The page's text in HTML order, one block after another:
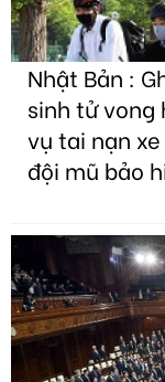
Nhật Bản :
sinh tử vong
vụ tai nạn
đội mũ bảo